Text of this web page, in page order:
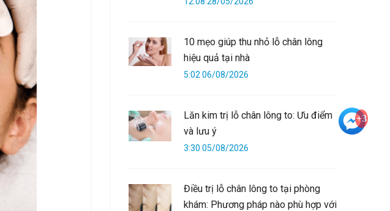
10 mẹo giúp thu nhỏ lỗ chân lông
hiệu quả tại nhà
5:02 06/08/2026
Lăn kim trị lỗ chân lông to: Ưu điểm
và lưu ý
3:30 05/08/2026
Điều trị lỗ chân lông to tại phòng
khám: Phương pháp nào phù hợp với
+3